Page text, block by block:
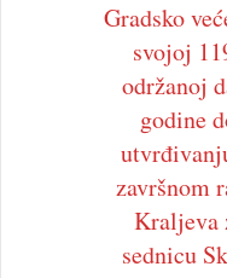
Gradsko
svojoj
održanoj
godine
završnom
Kraljeva
sednicu